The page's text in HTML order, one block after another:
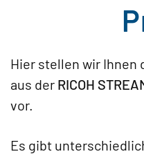
Hier stellen wir Ihnen
aus der RICOH
vor.
Es gibt